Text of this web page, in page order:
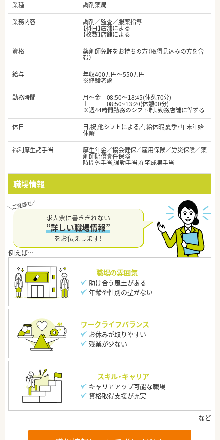
業種
調剤薬局
業務内容
調剤／監査／服薬指導
【科目】店舗による
【枚数】店舗による
資格
薬剤師免許をお持ちの方（取得見込みの方を含
む）
給与
年収400万円～550万円
※経験考慮
勤務時間
月～金 08:50～18:45(休憩70分)
土 08:50~13:20(休憩00分)
※週44時間勤務のシフト制、勤務店舗に準ずる
休日
日,祝,他シフトによる,有給休暇,夏季・年末年始
休暇
福利厚生諸手当
厚生年金／協会健保／雇用保険／労災保険／薬
剤師賠償責任保険
時間外手当,通勤手当,在宅成果手当
職場情報
求人票に書ききれない
“詳しい職場情報”
をお伝えします！
職場の雰囲気
助け合う風土がある
年齢や性別の壁がない
ワークライフバランス
お休みが取りやすい
残業が少ない
スキル・キャリア
キャリアアップ可能な職場
資格取得支援が充実